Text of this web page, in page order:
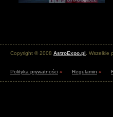
Copyright © 2008 AstroExpo.pl . Wszelkie
Polityka prywatności » Regulamin »